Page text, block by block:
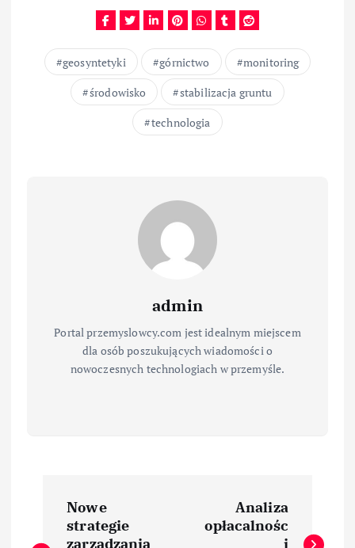
geosyntetyki górnictwo
monitoring
środowisko
stabilizacja gruntu
technologia
admin
Portal przemyslowcy.com jest idealnym miejscem
dla osób poszukujących wiadomości o
nowoczesnych technologiach w przemyśle.
a
Nowe
strategie
zarządzania
Analiza
opłacalnośc
i